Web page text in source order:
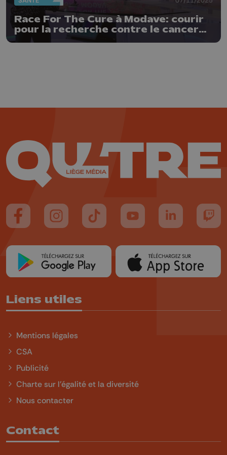
Race For The Cure à Modave: courir
pour la recherche contre le cancer
du sein
Suivez-nous sur FaceBook
Suivez-nous sur Instagram
Suivez-nous sur TikTok
Suivez-nous sur YouTube
Suivez-nous
Liens utiles
Mentions légales
CSA
Publicité
Charte sur l'égalité et la diversité
Nous contacter
Contact